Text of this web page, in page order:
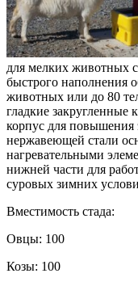
для мелких животных
быстрого наполнения
животных или до 80
гладкие закругленные
корпус для повышения
нержавеющей стали
нагревательными
нижней части для
суровых зимних
Вместимость стада:
Овцы: 100
Козы: 100